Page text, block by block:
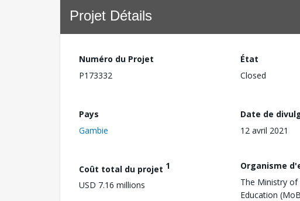
Projet Détails
Numéro du Projet
P173332
État
Closed
Pays
Gambie
Date de
12 avril 2021
Coût total du projet 1
USD 7.16 millions
Organisme
The Ministry of
Education